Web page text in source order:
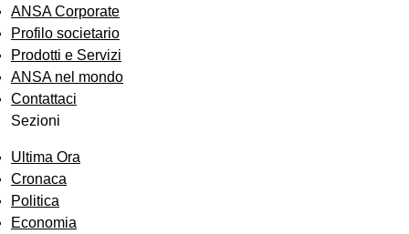
ANSA Corporate
Profilo societario
Prodotti e Servizi
ANSA nel mondo
Contattaci
Sezioni
Ultima Ora
Cronaca
Politica
Economia